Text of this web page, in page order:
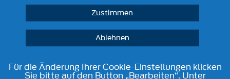
Zustimmen
Ablehnen
Für die Änderung Ihrer Cookie-Einstellungen klicken
Sie bitte auf den Button „Bearbeiten“. Unter